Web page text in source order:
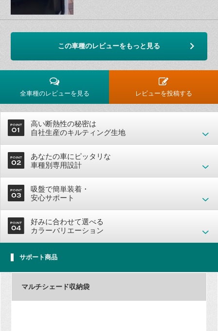
この車種のレビューをもっと見る
全車種のレビューを見る レビューを投稿する
高い断熱性の秘密は
自社生産のキルティング生地
あなたの車にピッタリな
車種別専用設計
吸盤で簡単装着・
安心サポート
好みに合わせて選べる
カラーバリエーション
サポート商品
マルチシェード収納袋